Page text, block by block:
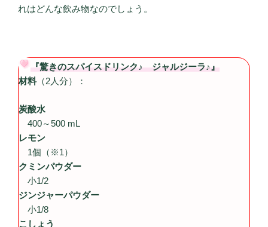
れはどんな飲み物なのでしょう。
『驚きのスパイスドリンク♪ ジャルジーラ♪』
材料（2人分）：
炭酸水
400～500 mL
レモン
1個（※1）
クミンパウダー
小1/2
ジンジャーパウダー
小1/8
こしょう